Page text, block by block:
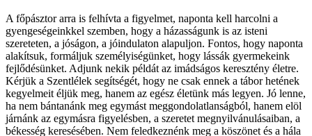
A főpásztor arra is felhívta a figyelmet, naponta kell harcolni a
gyengeségeinkkel szemben, hogy a házasságunk is az isteni
szereteten, a jóságon, a jóindulaton alapuljon. Fontos, hogy naponta
alakítsuk, formáljuk személyiségünket, hogy lássák gyermekeink
fejlődésünket. Adjunk nekik példát az imádságos keresztény életre.
Kérjük a Szentlélek segítségét, hogy ne csak ennek a tábor hetének
kegyelmeit éljük meg, hanem az egész életünk más legyen. Jó lenne,
ha nem bántanánk meg egymást meggondolatlanságból, hanem elöl
járnánk az egymásra figyelésben, a szeretet megnyilvánulásaiban, a
békesség keresésében. Nem feledkeznénk meg a köszönet és a hála